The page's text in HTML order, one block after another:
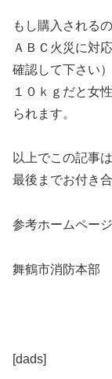
もし購入される
ＡＢＣ火災に対
確認して下さい
１０ｋｇだと女
られます。
以上でこの記事
最後までお付き
参考ホームページ
舞鶴市消防本部
[dads]